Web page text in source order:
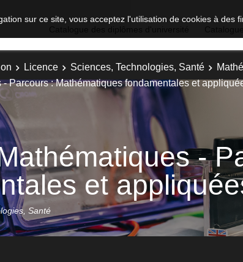
sur ce site, vous acceptez l'utilisation de cookies à des
Licence Sciences, Technologies, Santé
- Parcours : Mathématiques fondamentales et
-
et
Santé